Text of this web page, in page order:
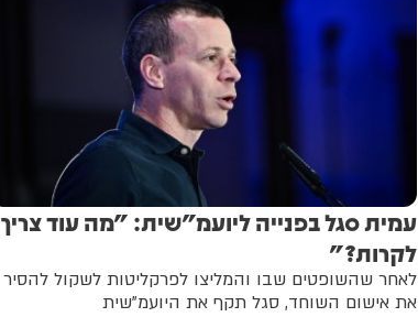
עמית סגל בפנייה ליועמ"שית: "מה עוד צריך
לקרות?"
לאחר שהשופטים שבו והמליצו לפרקליטות לשקול להסיר
את אישום השוחד, סגל תקף את היועמ"שית